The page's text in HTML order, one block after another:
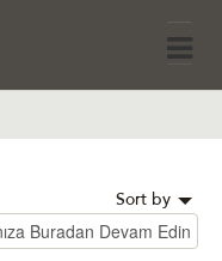
Sort by